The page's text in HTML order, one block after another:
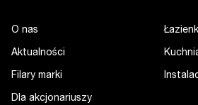
O nas
Aktualności
Filary marki
Dla akcjonariuszy